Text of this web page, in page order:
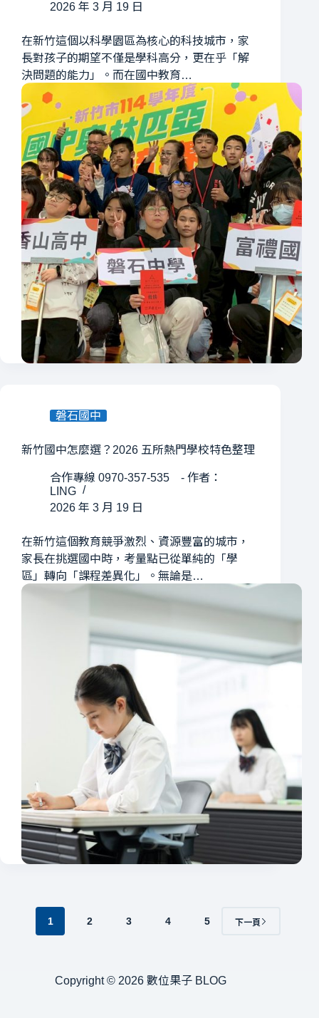
2026 年 3 月 19 日
在新竹這個以科學園區為核心的科技城市，家
長對孩子的期望不僅是學科高分，更在乎「解
決問題的能力」。而在國中教育…
磐石國中
新竹國中怎麼選？2026 五所熱門學校特色整理
合作專線 0970-357-535 - 作者：
LING
2026 年 3 月 19 日
在新竹這個教育競爭激烈、資源豐富的城市，
家長在挑選國中時，考量點已從單純的「學
區」轉向「課程差異化」。無論是…
1 2 3 4 5 下一頁
Copyright © 2026 數位果子 BLOG